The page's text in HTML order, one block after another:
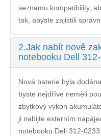
seznamu kompatibility,
tak, abyste zajistili
2.Jak nabít nově
notebooku Dell
Nová baterie byla
byste nejdříve neměli
zbytkový výkon
ji nabijte externím
notebooku Dell 312-0233